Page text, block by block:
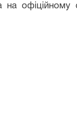
офіційному